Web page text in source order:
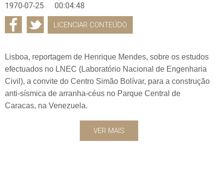
1970-07-25 00:04:48
LICENCIAR CONTEÚDO
Lisboa, reportagem de Henrique Mendes, sobre os estudos
efectuados no LNEC (Laboratório Nacional de Engenharia
Civil), a convite do Centro Simão Bolívar, para a construção
anti-sísmica de arranha-céus no Parque Central de
Caracas, na Venezuela.
VER MAIS